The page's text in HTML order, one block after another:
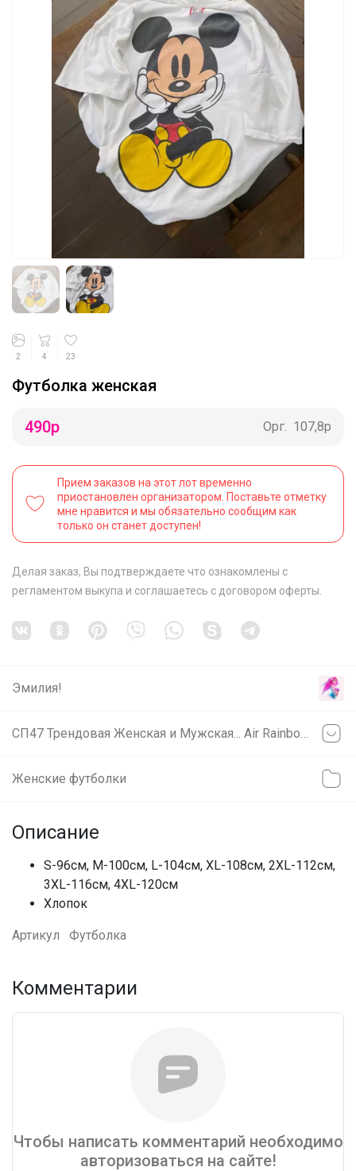
2 4 23
Футболка женская
490р Орг. 107,8р
Прием заказов на этот лот временно
приостановлен организатором. Поставьте отметку
мне нравится и мы обязательно сообщим как
только он станет доступен!
Делая заказ, Вы подтверждаете что ознакомлены с
регламентом выкупа и соглашаетесь с договором оферты
Эмилия!
Женские футболки
Описание
S-96см, М-100см, L-104см, XL-108см, 2XL-112см,
3XL-116см, 4XL-120см
Хлопок
Артикул Футболка
Комментарии
Чтобы написать комментарий необходимо
авторизоваться на сайте!